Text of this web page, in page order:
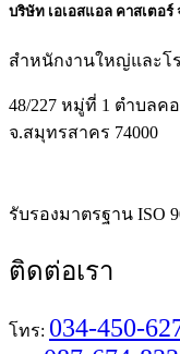
บริษัท เอเอสแอล คาสเตอร์
สำหนักงานใหญ่และโ
48/227 หมู่ที่ 1 ตำบลค
จ.สมุทรสาคร 74000
รับรองมาตรฐาน ISO
ติดต่อเรา
โทร: 034-450-